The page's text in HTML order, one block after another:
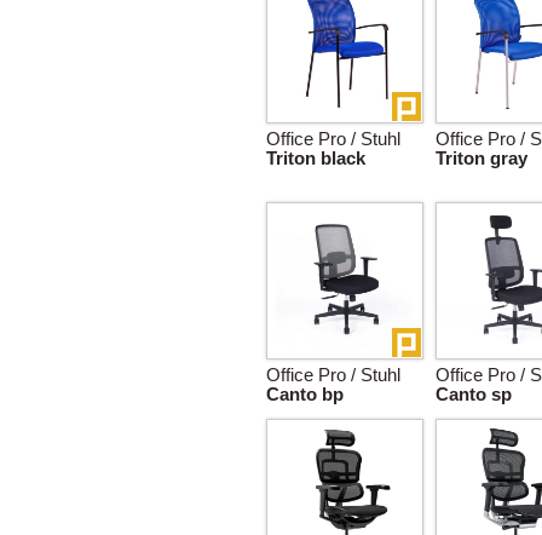
Office Pro / Stuhl
Triton black
Office Pro /
Triton gray
Office Pro / Stuhl
Canto bp
Office Pro /
Canto sp